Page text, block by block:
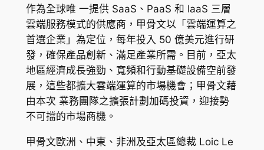
作為全球唯 一提供 SaaS、PaaS 和 IaaS 三層
雲端服務模式的供應商，甲骨文以「雲端運算之
首選企業」為定位，每年投入 50 億美元進行研
發，確保產品創新、滿足產業所需。目前，亞太
地區經濟成長強勁、寬頻和行動基礎設備空前發
展，這些都擴大雲端運算的市場機會；甲骨文藉
由本次 業務團隊之擴張計劃加碼投資，迎接勢
不可擋的市場商機。
甲骨文歐洲、中東、非洲及亞太區總裁 Loic Le